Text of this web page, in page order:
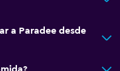
a Paradee desde